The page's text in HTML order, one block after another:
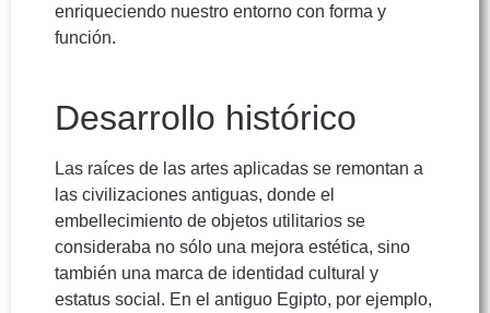
enriqueciendo nuestro entorno con forma y
función.
Desarrollo histórico
Las raíces de las artes aplicadas se remontan a
las civilizaciones antiguas, donde el
embellecimiento de objetos utilitarios se
consideraba no sólo una mejora estética, sino
también una marca de identidad cultural y
estatus social. En el antiguo Egipto, por ejemplo,